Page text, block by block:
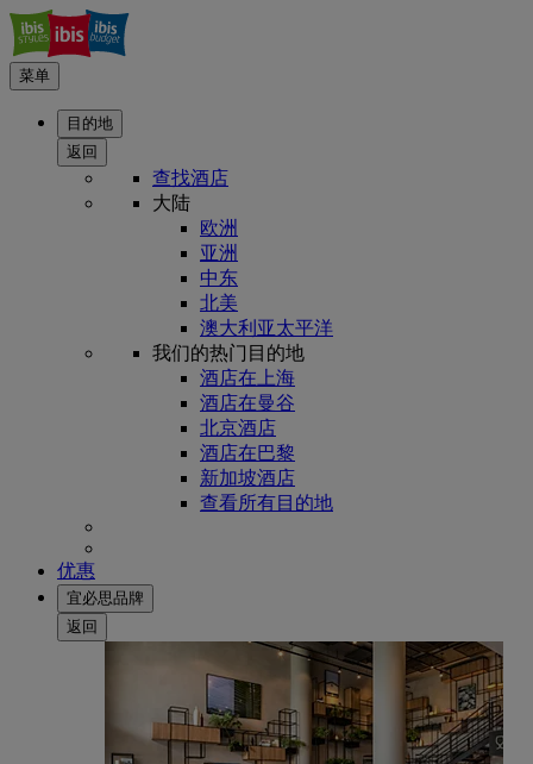
菜单
目的地
返回
查找酒店
大陆
欧洲
亚洲
中东
北美
澳大利亚太平洋
我们的热门目的地
酒店在上海
酒店在曼谷
北京酒店
酒店在巴黎
新加坡酒店
查看所有目的地
优惠
宜必思品牌
返回